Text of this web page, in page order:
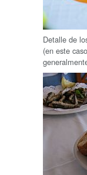
Detalle de
(en este